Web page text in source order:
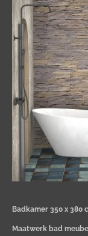
Badkamer 350 x 380
Maatwerk bad